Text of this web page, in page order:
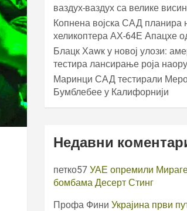
ваздух-ваздух са велике
Копнена војска САД планира
хеликоптера АХ-64Е Апацхе
Блацк Хаwк у новој улози:
тестира лансирање роја
Маринци САД тестирали
Бумблебее у Калифорнији
Недавни
петко57 УАЕ опремили
бомбама Десерт Стинг
Профа Фини Украјина први